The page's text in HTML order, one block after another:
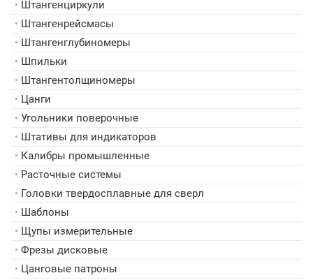
• Штангенциркули
• Штангенрейсмасы
• Штангенглубиномеры
• Шпильки
• Штангентолщиномеры
• Цанги
• Угольники поверочные
• Штативы для индикаторов
• Калибры промышленные
• Расточные системы
• Головки твердосплавные для сверл
• Шаблоны
• Щупы измерительные
• Фрезы дисковые
• Цанговые патроны